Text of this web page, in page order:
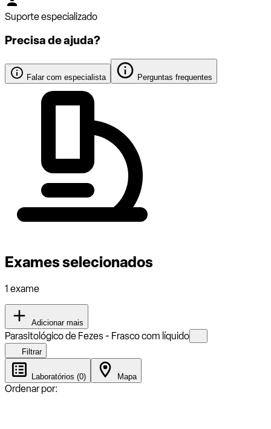
Suporte especializado
Precisa de ajuda?
Falar com especialista Perguntas frequentes
Exames selecionados
1 exame
Adicionar mais
Parasitológico de Fezes - Frasco com líquido
Filtrar
Laboratórios (0) Mapa
Ordenar por: